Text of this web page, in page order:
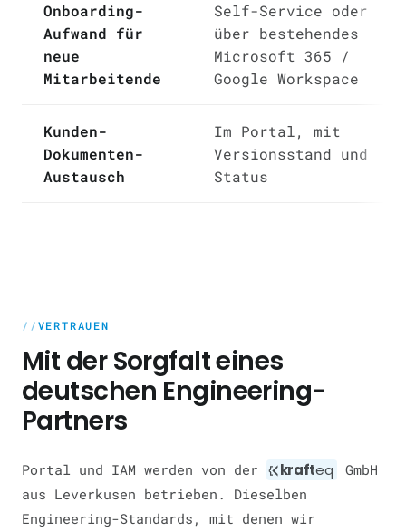
Onboarding-
Aufwand für
neue
Mitarbeitende
Self-Service oder
über bestehendes
Microsoft 365 /
Google Workspace
Kunden-
Dokumenten-
Austausch
Im Portal, mit
Versionsstand und
Status
VERTRAUEN
Mit der Sorgfalt eines
deutschen Engineering-
Partners
Portal und IAM werden von der krafteq
GmbH
aus Leverkusen betrieben. Dieselben
Engineering-Standards, mit denen wir